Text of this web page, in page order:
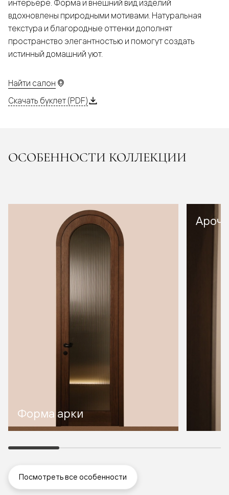
интерьере. Форма и внешний вид изделий
вдохновлены природными мотивами. Натуральная
текстура и благородные оттенки дополнят
пространство элегантностью и помогут создать
истинный домашний уют.
Найти салон
Скачать буклет (PDF)
ОСОБЕННОСТИ КОЛЛЕКЦИИ
Форма арки
Посмотреть все особенности